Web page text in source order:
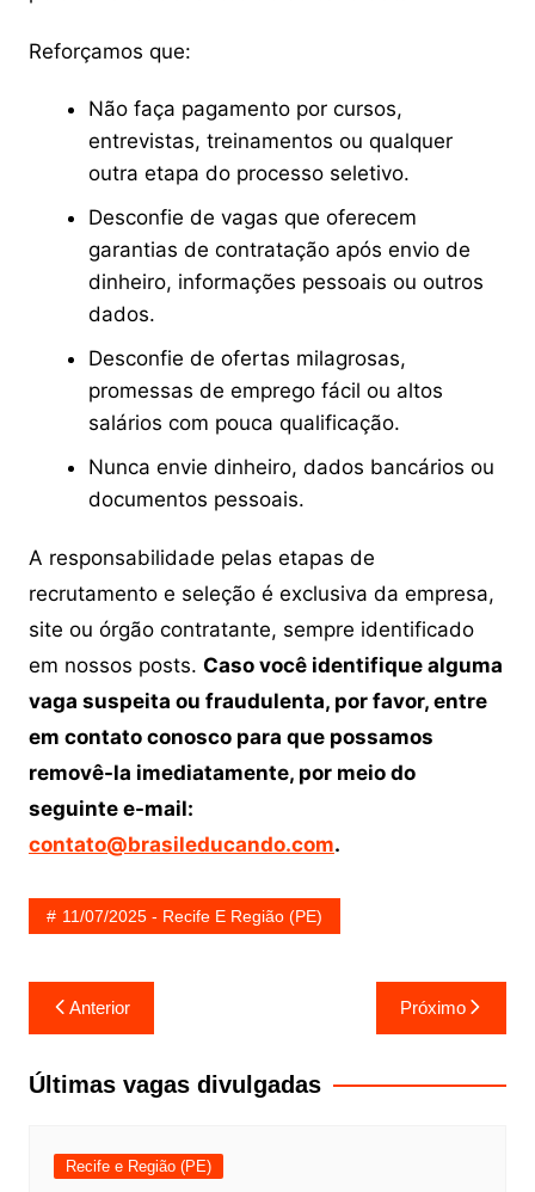
Reforçamos que:
Não faça pagamento por cursos,
entrevistas, treinamentos ou qualquer
outra etapa do processo seletivo.
Desconfie de vagas que oferecem
garantias de contratação após envio de
dinheiro, informações pessoais ou outros
dados.
Desconfie de ofertas milagrosas,
promessas de emprego fácil ou altos
salários com pouca qualificação.
Nunca envie dinheiro, dados bancários ou
documentos pessoais.
A responsabilidade pelas etapas de
recrutamento e seleção é exclusiva da empresa,
site ou órgão contratante, sempre identificado
em nossos posts. Caso você identifique alguma
vaga suspeita ou fraudulenta, por favor, entre
em contato conosco para que possamos
removê-la imediatamente, por meio do
seguinte e-mail:
contato@brasileducando.com.
11/07/2025 - Recife E Região (PE)
Navegação
de
Post
Anterior Próximo
Últimas vagas divulgadas
Recife e Região (PE)